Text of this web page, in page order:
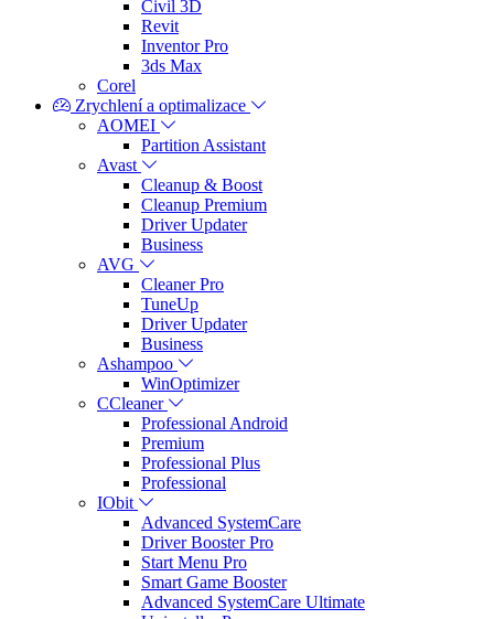
Civil 3D
Revit
Inventor Pro
3ds Max
Corel
Zrychlení a optimalizace
AOMEI
Partition Assistant
Avast
Cleanup & Boost
Cleanup Premium
Driver Updater
Business
AVG
Cleaner Pro
TuneUp
Driver Updater
Business
Ashampoo
WinOptimizer
CCleaner
Professional Android
Premium
Professional Plus
Professional
IObit
Advanced SystemCare
Driver Booster Pro
Start Menu Pro
Smart Game Booster
Advanced SystemCare Ultimate